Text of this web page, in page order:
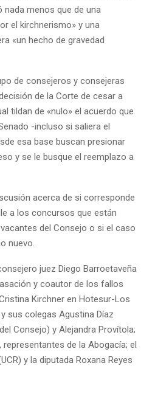
nada menos que de una
el kirchnerismo» y una
«un hecho de gravedad
de consejeros y consejeras
de la Corte de cesar a
tildan de «nulo» el acuerdo que
-incluso si saliera el
esa base buscan presionar
y se le busque el reemplazo a
acerca de si corresponde
a los concursos que están
del Consejo o si el caso
nuevo.
juez Diego Barroetaveña
y coautor de los fallos
Kirchner en Hotesur-Los
sus colegas Agustina Díaz
Consejo) y Alejandra Provítola;
representantes de la Abogacía; el
y la diputada Roxana Reyes